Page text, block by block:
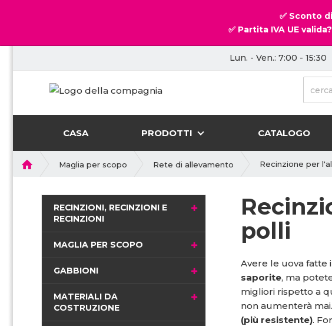
✅ Sconto
✅ Partita IVA UE
Lun. - Ven.: 7:00 - 15:30
CASA PRODOTTI CATALOGO
Maglia per scopo Rete di allevamento Recinzione per
polli
Avere le uova fatte
saporite, ma
migliori rispetto a
non aumenterà
(più resistente).
RECINZIONI, RECINZIONI E
RECINZIONI
MAGLIA PER SCOPO
GABBIONI
MATERIALI DA
COSTRUZIONE